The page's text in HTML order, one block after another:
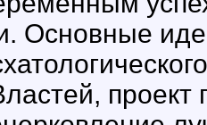
Основные
проект